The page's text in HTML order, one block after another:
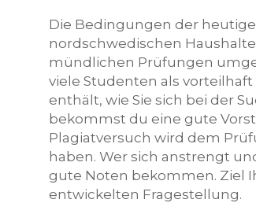
Die Bedingungen der
nordschwedischen
mündlichen Prüfungen
viele Studenten als
enthält, wie Sie sich bei der
bekommst du eine gute
Plagiatversuch wird dem
haben. Wer sich anstrengt
gute Noten bekommen. Ziel
entwickelten Fragestellung.